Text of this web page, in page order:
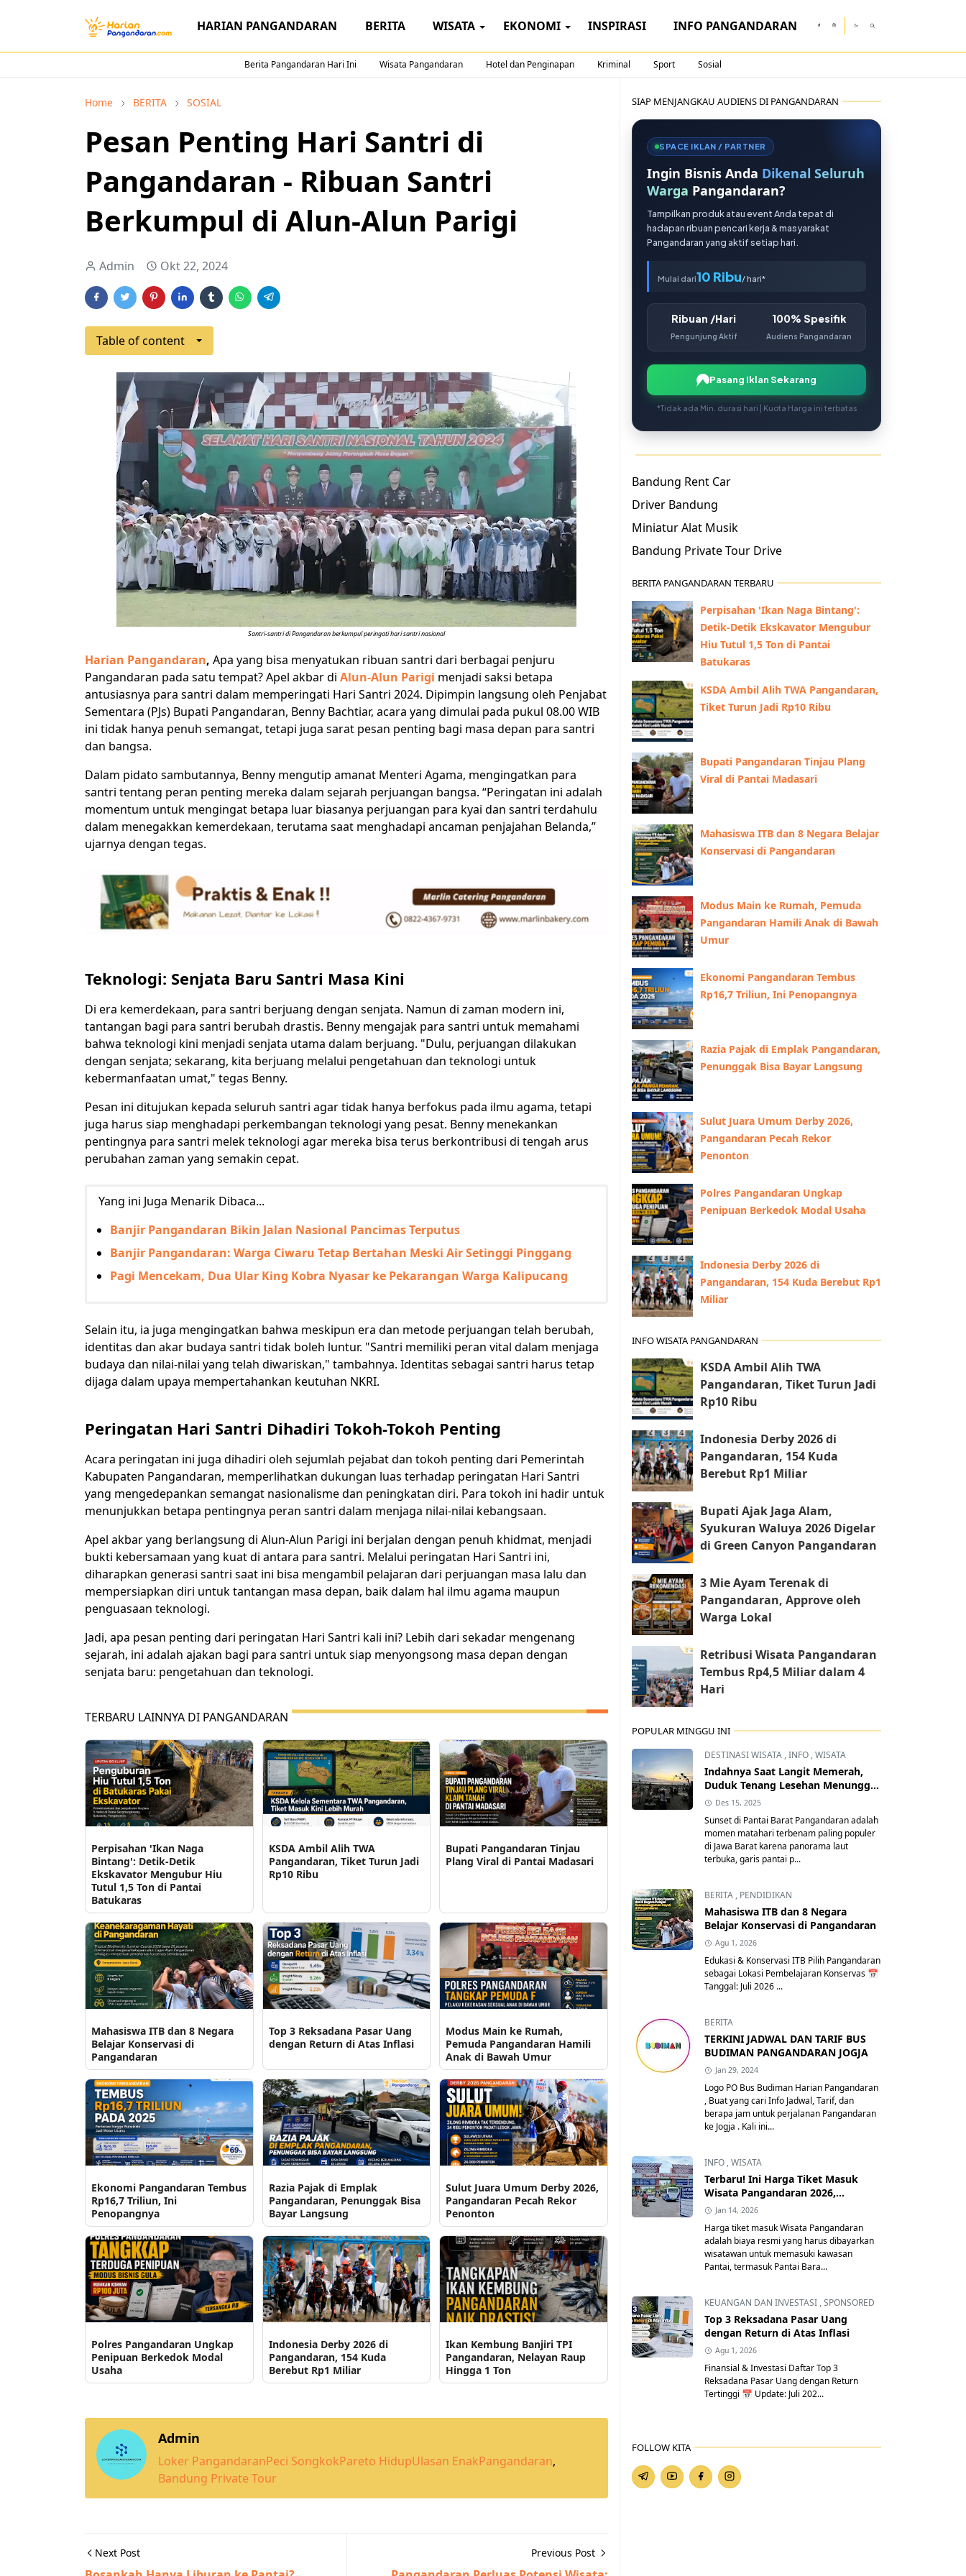
HARIAN PANGANDARAN BERITA WISATA EKONOMI INSPIRASI INFO PANGANDARAN
Berita Pangandaran Hari Ini Wisata Pangandaran Hotel dan Penginapan Kriminal Sport Sosial
Home BERITA SOSIAL
Pesan Penting Hari Santri di
Pangandaran - Ribuan Santri
Berkumpul di Alun-Alun Parigi
Admin Okt 22, 2024
Table of content
Santri-santri di Pangandaran berkumpul peringati hari santri nasional
Harian Pangandaran, Apa yang bisa menyatukan ribuan santri dari berbagai penjuru
Pangandaran pada satu tempat? Apel akbar di Alun-Alun Parigi menjadi saksi betapa
antusiasnya para santri dalam memperingati Hari Santri 2024. Dipimpin langsung oleh Penjabat
Sementara (PJs) Bupati Pangandaran, Benny Bachtiar, acara yang dimulai pada pukul 08.00 WIB
ini tidak hanya penuh semangat, tetapi juga sarat pesan penting bagi masa depan para santri
dan bangsa.
Dalam pidato sambutannya, Benny mengutip amanat Menteri Agama, mengingatkan para
santri tentang peran penting mereka dalam sejarah perjuangan bangsa. “Peringatan ini adalah
momentum untuk mengingat betapa luar biasanya perjuangan para kyai dan santri terdahulu
dalam menegakkan kemerdekaan, terutama saat menghadapi ancaman penjajahan Belanda,”
ujarnya dengan tegas.
Teknologi: Senjata Baru Santri Masa Kini
Di era kemerdekaan, para santri berjuang dengan senjata. Namun di zaman modern ini,
tantangan bagi para santri berubah drastis. Benny mengajak para santri untuk memahami
bahwa teknologi kini menjadi senjata utama dalam berjuang. "Dulu, perjuangan dilakukan
dengan senjata; sekarang, kita berjuang melalui pengetahuan dan teknologi untuk
kebermanfaatan umat," tegas Benny.
Pesan ini ditujukan kepada seluruh santri agar tidak hanya berfokus pada ilmu agama, tetapi
juga harus siap menghadapi perkembangan teknologi yang pesat. Benny menekankan
pentingnya para santri melek teknologi agar mereka bisa terus berkontribusi di tengah arus
perubahan zaman yang semakin cepat.
Yang ini Juga Menarik Dibaca...
Banjir Pangandaran Bikin Jalan Nasional Pancimas Terputus
Banjir Pangandaran: Warga Ciwaru Tetap Bertahan Meski Air Setinggi Pinggang
Pagi Mencekam, Dua Ular King Kobra Nyasar ke Pekarangan Warga Kalipucang
Selain itu, ia juga mengingatkan bahwa meskipun era dan metode perjuangan telah berubah,
identitas dan akar budaya santri tidak boleh luntur. "Santri memiliki peran vital dalam menjaga
budaya dan nilai-nilai yang telah diwariskan," tambahnya. Identitas sebagai santri harus tetap
dijaga dalam upaya mempertahankan keutuhan NKRI.
Peringatan Hari Santri Dihadiri Tokoh-Tokoh Penting
Acara peringatan ini juga dihadiri oleh sejumlah pejabat dan tokoh penting dari Pemerintah
Kabupaten Pangandaran, memperlihatkan dukungan luas terhadap peringatan Hari Santri
yang mengedepankan semangat nasionalisme dan peningkatan diri. Para tokoh ini hadir untuk
menunjukkan betapa pentingnya peran santri dalam menjaga nilai-nilai kebangsaan.
Apel akbar yang berlangsung di Alun-Alun Parigi ini berjalan dengan penuh khidmat, menjadi
bukti kebersamaan yang kuat di antara para santri. Melalui peringatan Hari Santri ini,
diharapkan generasi santri saat ini bisa mengambil pelajaran dari perjuangan masa lalu dan
mempersiapkan diri untuk tantangan masa depan, baik dalam hal ilmu agama maupun
penguasaan teknologi.
Jadi, apa pesan penting dari peringatan Hari Santri kali ini? Lebih dari sekadar mengenang
sejarah, ini adalah ajakan bagi para santri untuk siap menyongsong masa depan dengan
senjata baru: pengetahuan dan teknologi.
TERBARU LAINNYA DI PANGANDARAN
Perpisahan 'Ikan Naga
Bintang': Detik-Detik
Ekskavator Mengubur Hiu
Tutul 1,5 Ton di Pantai
Batukaras
KSDA Ambil Alih TWA
Pangandaran, Tiket Turun Jadi
Rp10 Ribu
Bupati Pangandaran Tinjau
Plang Viral di Pantai Madasari
Mahasiswa ITB dan 8 Negara
Belajar Konservasi di
Pangandaran
Top 3 Reksadana Pasar Uang
dengan Return di Atas Inflasi
Modus Main ke Rumah,
Pemuda Pangandaran Hamili
Anak di Bawah Umur
Ekonomi Pangandaran Tembus
Rp16,7 Triliun, Ini
Penopangnya
Razia Pajak di Emplak
Pangandaran, Penunggak Bisa
Bayar Langsung
Sulut Juara Umum Derby 2026,
Pangandaran Pecah Rekor
Penonton
Polres Pangandaran Ungkap
Penipuan Berkedok Modal
Usaha
Indonesia Derby 2026 di
Pangandaran, 154 Kuda
Berebut Rp1 Miliar
Ikan Kembung Banjiri TPI
Pangandaran, Nelayan Raup
Hingga 1 Ton
Admin
Loker PangandaranPeci SongkokPareto HidupUlasan EnakPangandaran,
Bandung Private Tour
Next Post Previous Post
SIAP MENJANGKAU AUDIENS DI PANGANDARAN
SPACE IKLAN / PARTNER
Ingin Bisnis Anda Dikenal Seluruh
Warga Pangandaran?
Tampilkan produk atau event Anda tepat di
hadapan ribuan pencari kerja & masyarakat
Pangandaran yang aktif setiap hari.
Mulai dari10 Ribu/ hari*
Ribuan /Hari
Pengunjung Aktif
100% Spesifik
Audiens Pangandaran
Pasang Iklan Sekarang
*Tidak ada Min. durasi hari | Kuota Harga ini terbatas
Bandung Rent Car
Driver Bandung
Miniatur Alat Musik
Bandung Private Tour Drive
BERITA PANGANDARAN TERBARU
Perpisahan 'Ikan Naga Bintang':
Detik-Detik Ekskavator Mengubur
Hiu Tutul 1,5 Ton di Pantai
Batukaras
KSDA Ambil Alih TWA Pangandaran,
Tiket Turun Jadi Rp10 Ribu
Bupati Pangandaran Tinjau Plang
Viral di Pantai Madasari
Mahasiswa ITB dan 8 Negara Belajar
Konservasi di Pangandaran
Modus Main ke Rumah, Pemuda
Pangandaran Hamili Anak di Bawah
Umur
Ekonomi Pangandaran Tembus
Rp16,7 Triliun, Ini Penopangnya
Razia Pajak di Emplak Pangandaran,
Penunggak Bisa Bayar Langsung
Sulut Juara Umum Derby 2026,
Pangandaran Pecah Rekor
Penonton
Polres Pangandaran Ungkap
Penipuan Berkedok Modal Usaha
Indonesia Derby 2026 di
Pangandaran, 154 Kuda Berebut Rp1
Miliar
INFO WISATA PANGANDARAN
KSDA Ambil Alih TWA
Pangandaran, Tiket Turun Jadi
Rp10 Ribu
Indonesia Derby 2026 di
Pangandaran, 154 Kuda
Berebut Rp1 Miliar
Bupati Ajak Jaga Alam,
Syukuran Waluya 2026 Digelar
di Green Canyon Pangandaran
3 Mie Ayam Terenak di
Pangandaran, Approve oleh
Warga Lokal
Retribusi Wisata Pangandaran
Tembus Rp4,5 Miliar dalam 4
Hari
POPULAR MINGGU INI
DESTINASI WISATA ,INFO ,WISATA
Indahnya Saat Langit Memerah,
Duduk Tenang Lesehan Menunggu
Senja Pangandaran
Des 15, 2025
Sunset di Pantai Barat Pangandaran adalah
momen matahari terbenam paling populer
di Jawa Barat karena panorama laut
terbuka, garis pantai p...
BERITA , PENDIDIKAN
Mahasiswa ITB dan 8 Negara
Belajar Konservasi di Pangandaran
Agu 1, 2026
Edukasi & Konservasi ITB Pilih Pangandaran
sebagai Lokasi Pembelajaran Konservas 📅
Tanggal: Juli 2026 ...
BERITA
TERKINI JADWAL DAN TARIF BUS
BUDIMAN PANGANDARAN JOGJA
Jan 29, 2024
Logo PO Bus Budiman Harian Pangandaran
, Buat yang cari Info Jadwal, Tarif, dan
berapa jam untuk perjalanan Pangandaran
ke Jogja . Kali ini...
INFO ,WISATA
Terbaru! Ini Harga Tiket Masuk
Wisata Pangandaran 2026,
Lengkap Tarif Parkir & Retribusi
Jan 14, 2026
Harga tiket masuk Wisata Pangandaran
adalah biaya resmi yang harus dibayarkan
wisatawan untuk memasuki kawasan
Pantai, termasuk Pantai Bara...
KEUANGAN DAN INVESTASI ,SPONSORED
Top 3 Reksadana Pasar Uang
dengan Return di Atas Inflasi
Agu 1, 2026
Finansial & Investasi Daftar Top 3
Reksadana Pasar Uang dengan Return
Tertinggi 📅 Update: Juli 202...
FOLLOW KITA